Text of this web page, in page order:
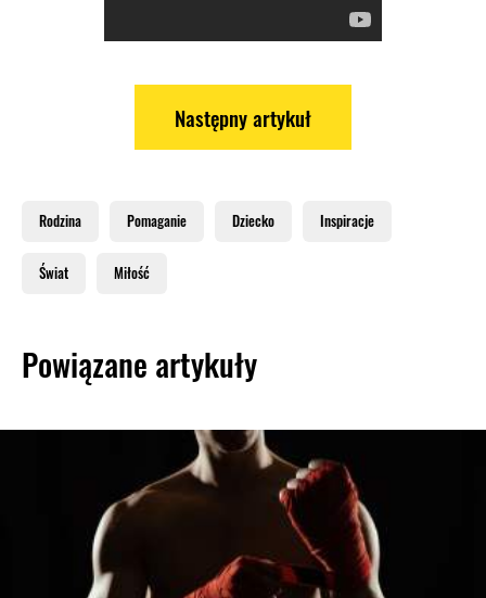
Następny artykuł
Rodzina Pomaganie Dziecko Inspiracje
Świat Miłość
Powiązane artykuły